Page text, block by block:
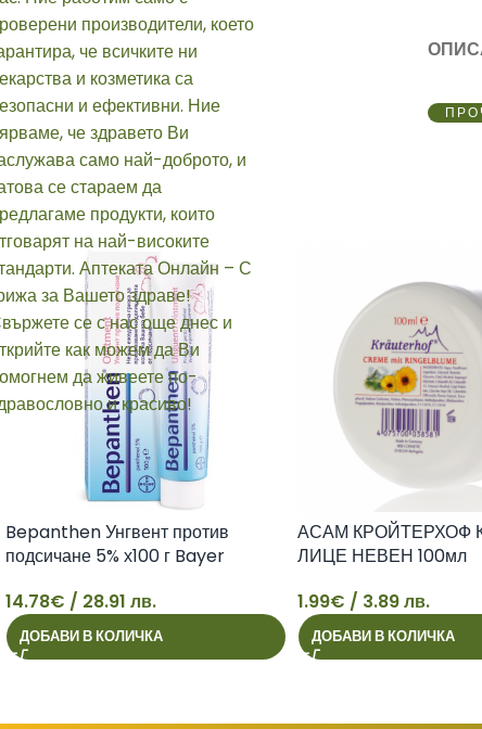
Bepanthen Унгвент против
подсичане 5% х100 г Bayer
14.78€ / 28.91 лв.
ДОБАВИ В КОЛИЧКА
АСАМ КРОЙТЕРХОФ
ЛИЦЕ НЕВЕН 100мл
1.99€ / 3.89 лв.
ДОБАВИ В КОЛИЧКА